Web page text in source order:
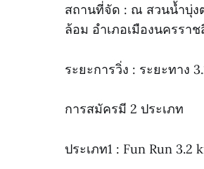
สถานที่จัด : ณ สวนน้ำบุ่ง
ล้อม อำเภอเมืองนครรา
ระยะการวิ่ง : ระยะทาง
การสมัครมี 2 ประเภท
ประเภท1 : Fun Run